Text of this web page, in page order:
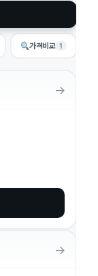
가격비교 1
→
→